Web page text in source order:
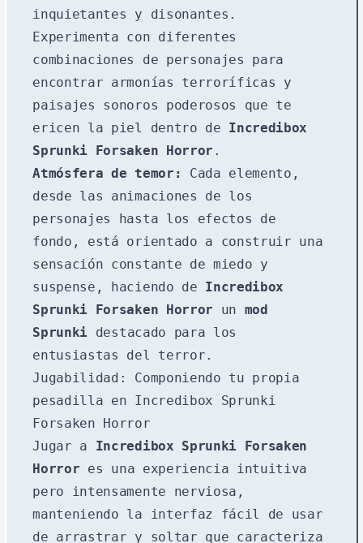
inquietantes y disonantes.
Experimenta con diferentes
combinaciones de personajes para
encontrar armonías terroríficas y
paisajes sonoros poderosos que te
ericen la piel dentro de Incredibox
Sprunki Forsaken Horror .
Atmósfera de temor:
Cada elemento,
desde las animaciones de los
personajes hasta los efectos de
fondo, está orientado a construir una
sensación constante de miedo y
suspense, haciendo de Incredibox
Sprunki Forsaken Horror un mod
Sprunki destacado para los
entusiastas del terror.
Jugabilidad: Componiendo tu propia
pesadilla en Incredibox Sprunki
Forsaken Horror
Jugar a Incredibox Sprunki Forsaken
Horror es una experiencia intuitiva
pero intensamente nerviosa,
manteniendo la interfaz fácil de usar
de arrastrar y soltar que caracteriza